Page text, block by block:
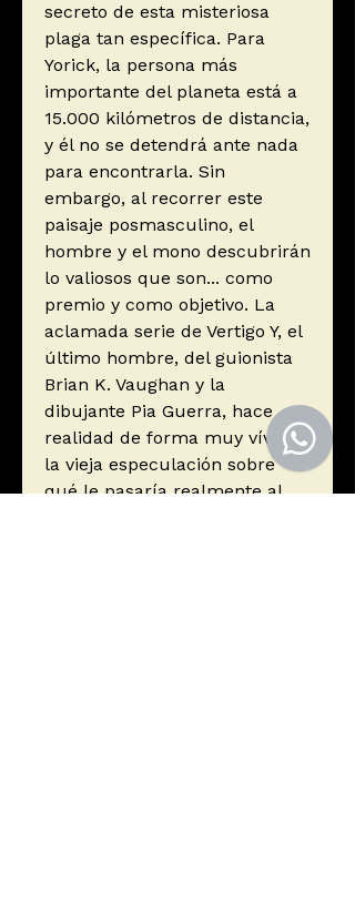
secreto de esta misteriosa
plaga tan específica. Para
Yorick, la persona más
importante del planeta está a
15.000 kilómetros de distancia,
y él no se detendrá ante nada
para encontrarla. Sin
embargo, al recorrer este
paisaje posmasculino, el
hombre y el mono descubrirán
lo valiosos que son... como
premio y como objetivo. La
aclamada serie de Vertigo Y, el
último hombre, del guionista
Brian K. Vaughan y la
dibujante Pia Guerra, hace
realidad de forma muy vívida
la vieja especulación sobre
qué le pasaría realmente al